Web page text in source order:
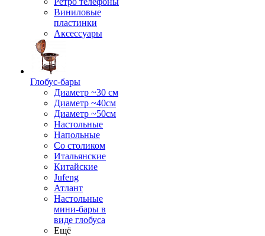
Виниловые
пластинки
Аксессуары
Глобус-бары
Диаметр ~30 см
Диаметр ~40см
Диаметр ~50см
Настольные
Напольные
Со столиком
Итальянские
Китайские
Jufeng
Атлант
Настольные
мини-бары в
виде глобуса
Ещё